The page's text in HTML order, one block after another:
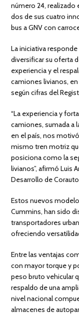
número 24, realizado
dos de sus cuatro
bus a GNV con
La iniciativa
diversificar su oferta
experiencia y el
camiones livianos, en
según cifras del
“La experiencia y
camiones, sumada a
en el país, nos
mismo tren motriz
posiciona como la
livianos”, afirmó Luis
Desarrollo de
Estos nuevos
Cummins, han sido
transportadores
ofreciendo
Entre las ventajas
con mayor torque y
peso bruto vehicular
respaldo de una
nivel nacional
almacenes de